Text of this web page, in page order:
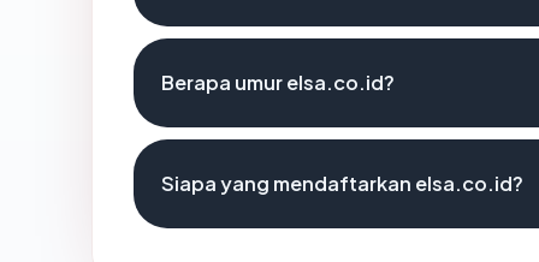
Berapa umur elsa.co.id?
Siapa yang mendaftarkan elsa.co.id?